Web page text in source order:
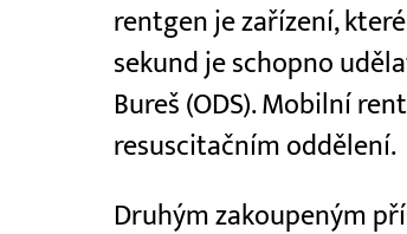
rentgen je zařízení,
sekund je schopno
Bureš (ODS). Mobilní
resuscitačním oddělení.
Druhým zakoupeným